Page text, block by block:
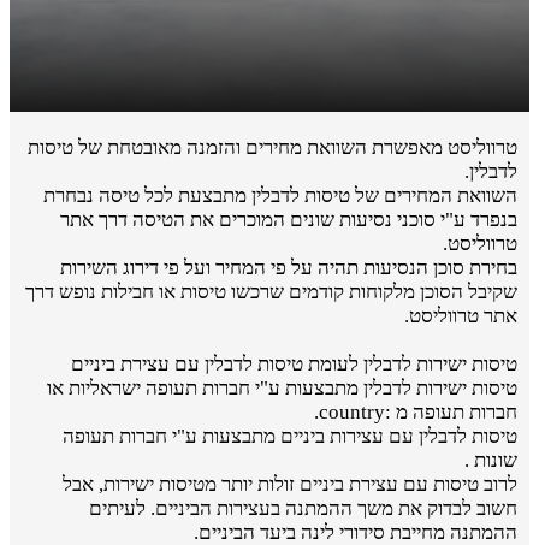
טרווליסט מאפשרת השוואת מחירים והזמנה מאובטחת של טיסות
לדבלין.
השוואת המחירים של טיסות לדבלין מתבצעת לכל טיסה נבחרת
בנפרד ע"י סוכני נסיעות שונים המוכרים את הטיסה דרך אתר
טרווליסט.
בחירת סוכן הנסיעות תהיה על פי המחיר ועל פי דירוג השירות
שקיבל הסוכן מלקוחות קודמים שרכשו טיסות או חבילות נופש דרך
אתר טרווליסט.
טיסות ישירות לדבלין לעומת טיסות לדבלין עם עצירת ביניים
טיסות ישירות לדבלין מתבצעות ע"י חברות תעופה ישראליות או
חברות תעופה מ :country.
טיסות לדבלין עם עצירות ביניים מתבצעות ע"י חברות תעופה
שונות .
לרוב טיסות עם עצירת ביניים זולות יותר מטיסות ישירות, אבל
חשוב לבדוק את משך ההמתנה בעצירות הביניים. לעיתים
ההמתנה מחייבת סידורי לינה ביעד הביניים.